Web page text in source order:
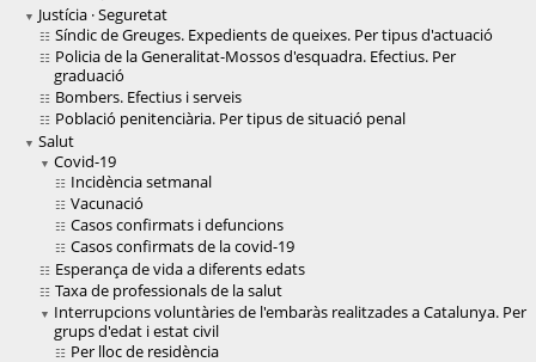
Justícia · Seguretat
Síndic de Greuges. Expedients de queixes. Per tipus d'actuació
Policia de la Generalitat-Mossos d'esquadra. Efectius. Per
graduació
Bombers. Efectius i serveis
Població penitenciària. Per tipus de situació penal
Salut
Covid-19
Incidència setmanal
Vacunació
Casos confirmats i defuncions
Casos confirmats de la covid-19
Esperança de vida a diferents edats
Taxa de professionals de la salut
Interrupcions voluntàries de l'embaràs realitzades a Catalunya. Per
grups d'edat i estat civil
Per lloc de residència